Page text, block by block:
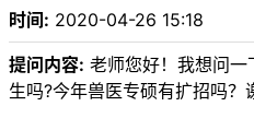
时间: 2020-04-26 15:18
提问内容: 老师您好！我想问
生吗?今年兽医专硕有扩招吗？